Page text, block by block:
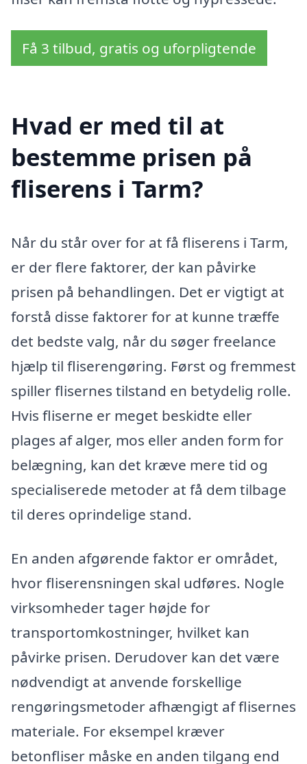
Få 3 tilbud, gratis og uforpligtende
Hvad er med til at
bestemme prisen på
fliserens i Tarm?
Når du står over for at få fliserens i Tarm,
er der flere faktorer, der kan påvirke
prisen på behandlingen. Det er vigtigt at
forstå disse faktorer for at kunne træffe
det bedste valg, når du søger freelance
hjælp til fliserengøring. Først og fremmest
spiller flisernes tilstand en betydelig rolle.
Hvis fliserne er meget beskidte eller
plages af alger, mos eller anden form for
belægning, kan det kræve mere tid og
specialiserede metoder at få dem tilbage
til deres oprindelige stand.
En anden afgørende faktor er området,
hvor fliserensningen skal udføres. Nogle
virksomheder tager højde for
transportomkostninger, hvilket kan
påvirke prisen. Derudover kan det være
nødvendigt at anvende forskellige
rengøringsmetoder afhængigt af flisernes
materiale. For eksempel kræver
betonfliser måske en anden tilgang end